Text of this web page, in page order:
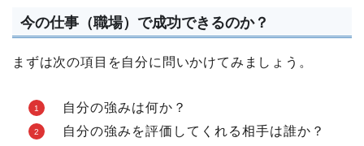
今の仕事（職場）で成功できるのか？
まずは次の項目を自分に問いかけてみましょう。
自分の強みは何か？
自分の強みを評価してくれる相手は誰か？